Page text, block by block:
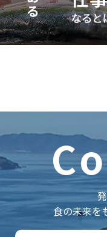
食の未来を